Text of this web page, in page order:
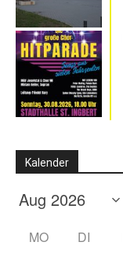
Kalender
MO DI